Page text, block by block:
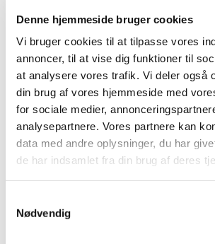
Denne hjemmeside bruger cookies
Vi bruger cookies til at tilpasse vores
annoncer, til at vise dig funktioner til
at analysere vores trafik. Vi deler også
din brug af vores hjemmeside med
for sociale medier,
analysepartnere. Vores partnere kan
data med andre oplysninger, du har
de har indsamlet fra din brug af deres
Nødvendig
recidiverende-remitterende multipel
defineret ved 2 eller flere
ét år og med 1 eller flere
læsioner ved kraniel MR-scanning
signifikant stigning i T2-
tidligere nylig MR-scanning.
Efter den seneste periodiske
sikkerhedsdata er der hos patienter i
Gilenya blevet indberettet tre tilfælde af
krævede levertransplantation,
Der er også indberettet tilfælde af klinisk